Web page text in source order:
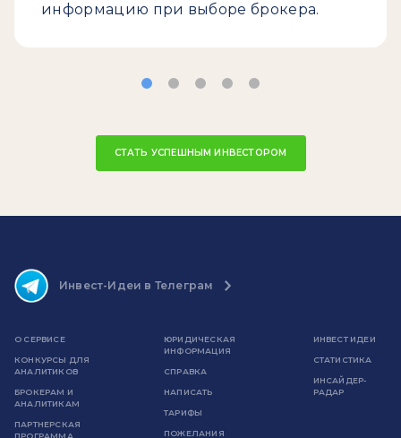
информацию при выборе брокера.
СТАТЬ УСПЕШНЫМ ИНВЕСТОРОМ
Инвест-Идеи в Телеграм
О СЕРВИСЕ
КОНКУРСЫ ДЛЯ
АНАЛИТИКОВ
БРОКЕРАМ И
АНАЛИТИКАМ
ПАРТНЕРСКАЯ
ПРОГРАММА
ЮРИДИЧЕСКАЯ
ИНФОРМАЦИЯ
СПРАВКА
НАПИСАТЬ
ТАРИФЫ
ПОЖЕЛАНИЯ
ИНВЕСТ ИДЕИ
СТАТИСТИКА
ИНСАЙДЕР-
РАДАР